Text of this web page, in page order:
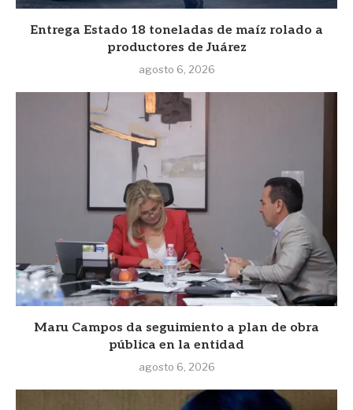
Entrega Estado 18 toneladas de maíz rolado a
productores de Juárez
agosto 6, 2026
Maru Campos da seguimiento a plan de obra
pública en la entidad
agosto 6, 2026